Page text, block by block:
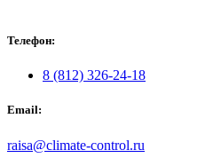
Телефон:
8 (812) 326-24-18
Email:
raisa@climate-control.ru